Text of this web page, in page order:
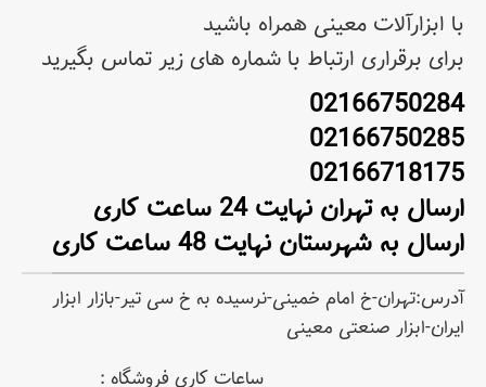
با ابزارآلات معینی همراه باشید
برای برقراری ارتباط با شماره های زیر تماس بگیرید
02166750284
02166750285
02166718175
ارسال به تهران نهایت 24 ساعت کاری
ارسال به شهرستان نهایت 48 ساعت کاری
آدرس:تهران-خ امام خمینی-نرسیده به خ سی تیر-بازار ابزار
ایران-ابزار صنعتی معینی
ساعات کاری فروشگاه :